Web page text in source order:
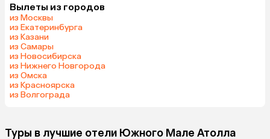
Вылеты из городов
из Москвы
из Екатеринбурга
из Казани
из Самары
из Новосибирска
из Нижнего Новгорода
из Омска
из Красноярска
из Волгограда
Туры в лучшие отели Южного Мале Атолла